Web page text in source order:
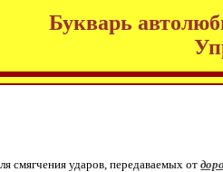
Букварь
смягчения ударов, передаваемых от